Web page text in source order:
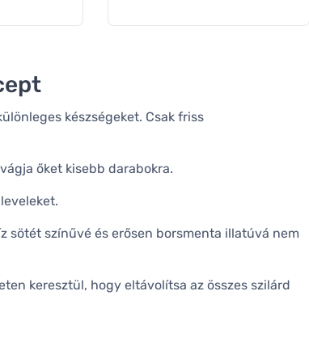
készségeket. Csak friss
őket kisebb darabokra.
sötét színűvé és erősen borsmenta illatúvá nem
keresztül, hogy eltávolítsa az összes szilárd